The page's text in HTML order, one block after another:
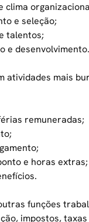
clima
e seleção;
talentos;
e desenvolvimento.
atividades mais
remuneradas;
e horas extras;
.
funções
impostos, taxas